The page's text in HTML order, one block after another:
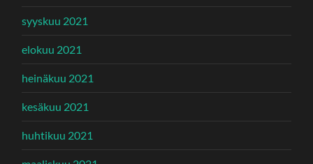
syyskuu 2021
elokuu 2021
heinäkuu 2021
kesäkuu 2021
huhtikuu 2021